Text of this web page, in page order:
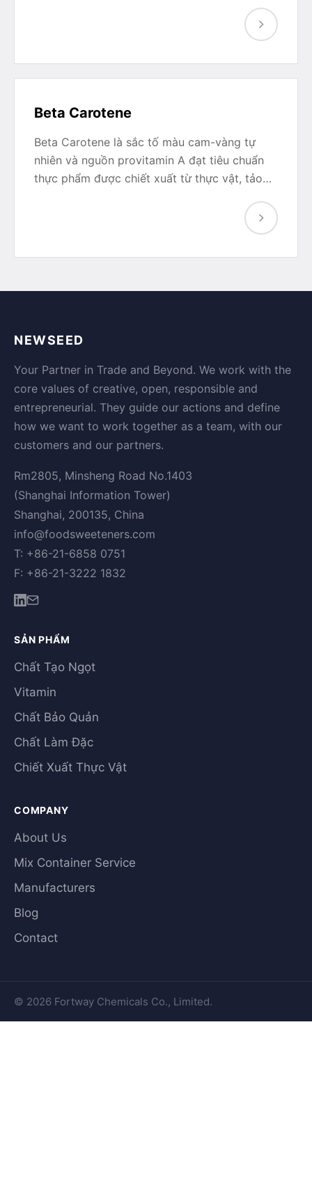
Beta Carotene
Beta Carotene là sắc tố màu cam-vàng tự
nhiên và nguồn provitamin A đạt tiêu chuẩn
thực phẩm được chiết xuất từ thực vật, tảo…
NEWSEED
Your Partner in Trade and Beyond. We work with the
core values of creative, open, responsible and
entrepreneurial. They guide our actions and define
how we want to work together as a team, with our
customers and our partners.
Rm2805, Minsheng Road No.1403
(Shanghai Information Tower)
Shanghai, 200135, China
info@foodsweeteners.com
T: +86-21-6858 0751
F: +86-21-3222 1832
SẢN PHẨM
Chất Tạo Ngọt
Vitamin
Chất Bảo Quản
Chất Làm Đặc
Chiết Xuất Thực Vật
COMPANY
About Us
Mix Container Service
Manufacturers
Blog
Contact
© 2026 Fortway Chemicals Co., Limited.